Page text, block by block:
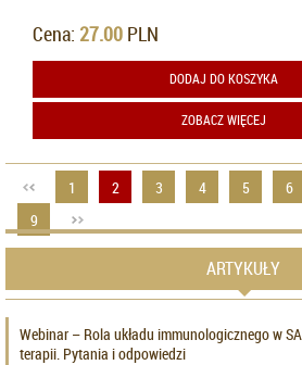
Cena: 27.00 PLN
DODAJ DO KOSZYKA
ZOBACZ WIĘCEJ
1 2 3 4 5 6
9
ARTYKUŁY
Webinar – Rola układu immunologicznego w
terapii. Pytania i odpowiedzi